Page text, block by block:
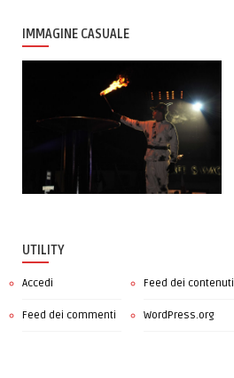
IMMAGINE CASUALE
UTILITY
Accedi Feed dei contenuti
Feed dei commenti WordPress.org